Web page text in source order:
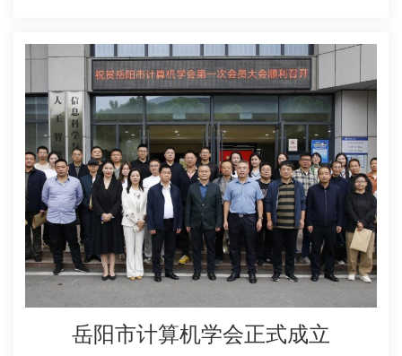
科协产业服务团在岳阳市烟草物流配送中心举
办“智慧赋能绿色转型”主题观摩活动。岳阳市科协
副主席(提名人选)彭岳斌…
岳阳市计算机学会正式成立